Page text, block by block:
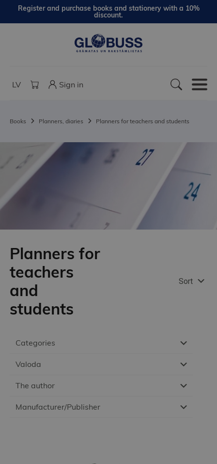
Register and purchase books and stationery with a 10%
discount.
LV Sign in
Books Planners, diaries Planners for teachers and students
Categories
Valoda
The author
Manufacturer/Publisher
Planners for
teachers
and
students
Sort